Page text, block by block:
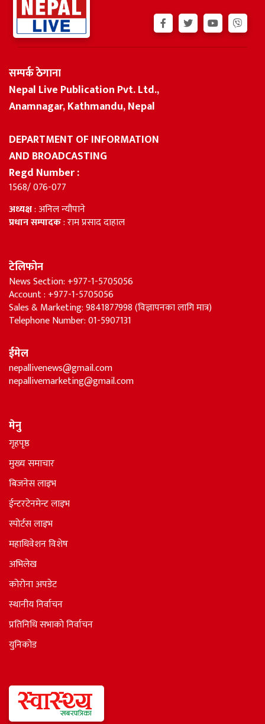
सम्पर्क ठेगाना
Nepal Live Publication Pvt. Ltd.,
Anamnagar, Kathmandu, Nepal
DEPARTMENT OF INFORMATION
AND BROADCASTING
Regd Number :
1568/ 076-077
अध्यक्ष: अनिल न्यौपाने
प्रधान सम्पादक: राम प्रसाद दाहाल
टेलिफोन
News Section: +977-1-5705056
Account : +977-1-5705056
Sales & Marketing: 9841877998 (विज्ञापनका लागि मात्र)
Telephone Number: 01-5907131
ईमेल
nepallivenews@gmail.com
nepallivemarketing@gmail.com
मेनु
गृहपृष्ठ
मुख्य समाचार
बिजनेस लाइभ
ईन्टरटेनमेन्ट लाइभ
स्पोर्टस लाइभ
महाधिवेशन विशेष
अभिलेख
कोरोना अपडेट
स्थानीय निर्वाचन
प्रतिनिधि सभाकाे निर्वाचन
युनिकोड